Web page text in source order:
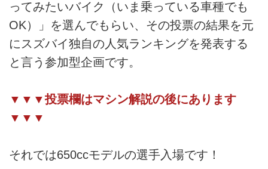
ってみたいバイク（いま乗っている車種でも
OK）」を選んでもらい、その投票の結果を元
にスズバイ独自の人気ランキングを発表する
と言う参加型企画です。
▼▼▼投票欄はマシン解説の後にあります
▼▼▼
それでは650ccモデルの選手入場です！